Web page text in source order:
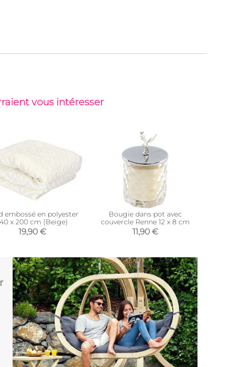
vous intéresser
embossé en polyester
x 200 cm (Beige)
19,90 €
Bougie dans pot avec
couvercle Renne 12 x 8 cm
11,90 €